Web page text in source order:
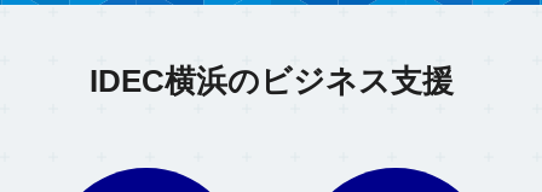
IDEC横浜のビジネス支援